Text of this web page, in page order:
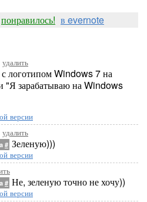
понравилось! в evernote
удалить
логотипом Windows 7 на
"Я зарабатываю на Windows
версии
удалить
# Зеленую)))
версии
# Не, зеленую точно не хочу))
версии